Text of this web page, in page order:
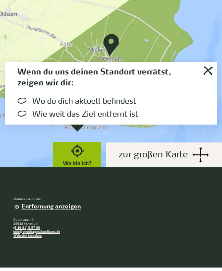
Wo bin ich?
Wenn du uns deinen Standort verrätst,
zeigen wir dir:
Wo du dich aktuell befindest
Wie weit das Ziel entfernt ist
zur großen Karte
Danners Landhaus
Entfernung anzeigen
Buurnstrat 49
25938 Oevenum
(0 46 81) 5 97 90
info@sternhagenslandhaus.de
Webseite besuchen